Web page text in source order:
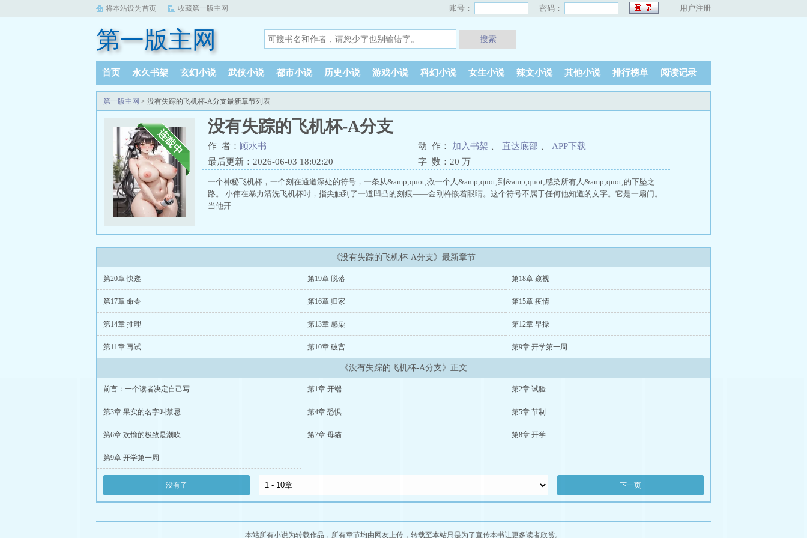
将本站设为首页 收藏第一版主网 账号： 密码： 用户注册
第一版主网 搜索
首页 永久书架 玄幻小说 武侠小说 都市小说 历史小说 游戏小说 科幻小说 女生小说 辣文小说 其他小说 排行榜单 阅读记录
第一版主网 > 没有失踪的飞机杯-A分支最新章节列表
没有失踪的飞机杯-A分支
作 者： 顾水书 动 作： 加入书架 直达底部
APP下载
最后更新：2026-06-03 18:02:20
字 数： 20 万
一个神秘飞机杯，一个刻在通道深处的符号，一条从&amp;quot;救一个人&amp;quot;到&amp;quot;感染所有人&amp;quot;的下坠之
路。 小伟在暴力清洗飞机杯时，指尖触到了一道凹凸的刻痕——金刚杵嵌着眼睛。这个符号不属于任何他知道的文字。它是一扇门。
当他开
《没有失踪的飞机杯-A分支》最新章节
第20章 快递 第19章 脱落 第18章 窥视
第17章 命令 第16章 归家 第15章 疫情
第14章 推理 第13章 感染 第12章 早操
第11章 再试 第10章 破宫 第9章 开学第一周
《没有失踪的飞机杯-A分支》正文
前言：一个读者决定自己写 第1章 开端 第2章 试验
第3章 果实的名字叫禁忌 第4章 恐惧 第5章 节制
第6章 欢愉的极致是潮吹 第7章 母猫 第8章 开学
第9章 开学第一周
没有了 下一页
本站所有小说为转载作品，所有章节均由网友上传，转载至本站只是为了宣传本书让更多读者欣赏。